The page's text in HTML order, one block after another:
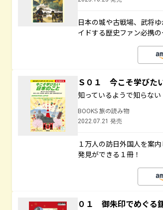
日本の城や古戦場、武将
イドする歴史ファン必携の
Ｓ０１ 今こそ学びた
知っているようで知らな
BOOKS 旅の読み物
2022.07.21 発売
１万人の訪日外国人を案
発見ができる１冊！
０１ 御朱印でめぐる